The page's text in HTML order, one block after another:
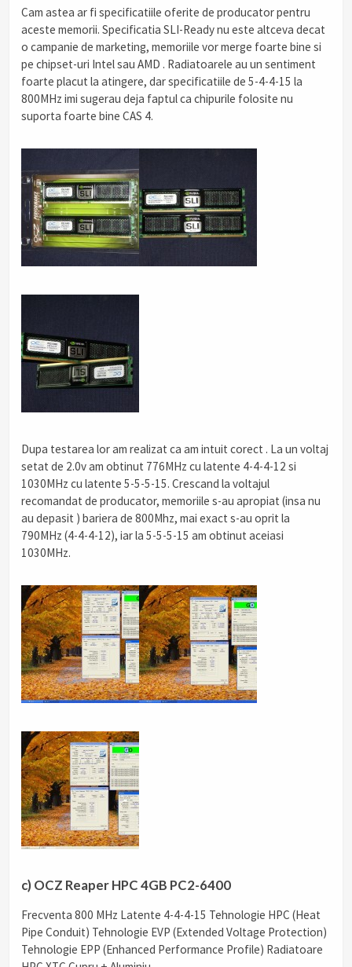
Cam astea ar fi specificatiile oferite de producator pentru
aceste memorii. Specificatia SLI-Ready nu este altceva decat
o campanie de marketing, memoriile vor merge foarte bine si
pe chipset-uri Intel sau AMD . Radiatoarele au un sentiment
foarte placut la atingere, dar specificatiile de 5-4-4-15 la
800MHz imi sugerau deja faptul ca chipurile folosite nu
suporta foarte bine CAS 4.
Dupa testarea lor am realizat ca am intuit corect . La un voltaj
setat de 2.0v am obtinut 776MHz cu latente 4-4-4-12 si
1030MHz cu latente 5-5-5-15. Crescand la voltajul
recomandat de producator, memoriile s-au apropiat (insa nu
au depasit ) bariera de 800Mhz, mai exact s-au oprit la
790MHz (4-4-4-12), iar la 5-5-5-15 am obtinut aceiasi
1030MHz.
c) OCZ Reaper HPC 4GB PC2-6400
Frecventa 800 MHz Latente 4-4-4-15 Tehnologie HPC (Heat
Pipe Conduit) Tehnologie EVP (Extended Voltage Protection)
Tehnologie EPP (Enhanced Performance Profile) Radiatoare